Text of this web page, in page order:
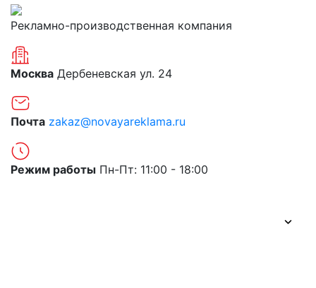
Рекламно-производственная компания
Москва Дербеневская ул. 24
Почта zakaz@novayareklama.ru
Режим работы Пн-Пт: 11:00 - 18:00